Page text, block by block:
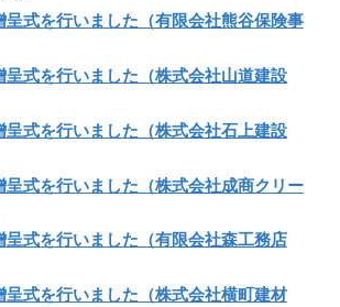
呈式を行いました（有限会社熊谷保険事
呈式を行いました（株式会社山道建設
呈式を行いました（株式会社石上建設
呈式を行いました（株式会社成商クリー
呈式を行いました（有限会社森工務店
呈式を行いました（株式会社横町建材